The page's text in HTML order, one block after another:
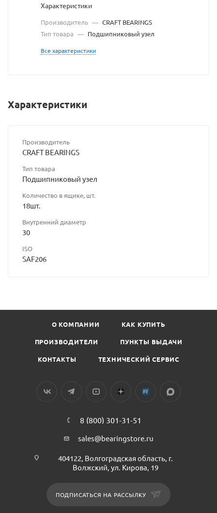
сайта
Характеристики
Производитель — CRAFT BEARINGS
Тип товара — Подшипниковый узел
Все характеристики
Характеристики
Производитель
CRAFT BEARINGS
Тип товара
Подшипниковый узел
Количество в ящике, шт.
18шт.
Внутренний диаметр
30
ISO
SAF206
О КОМПАНИИ КАК КУПИТЬ
ПРОИЗВОДИТЕЛИ ПУНКТЫ ВЫДАЧИ
КОНТАКТЫ ТЕХНИЧЕСКИЙ СЕРВИС
8 (800) 301-31-51
sales@bearingstore.ru
404122, Волгоградская область, г.
Волжский, ул. Кирова, 19
ПОДПИСАТЬСЯ НА РАССЫЛКУ